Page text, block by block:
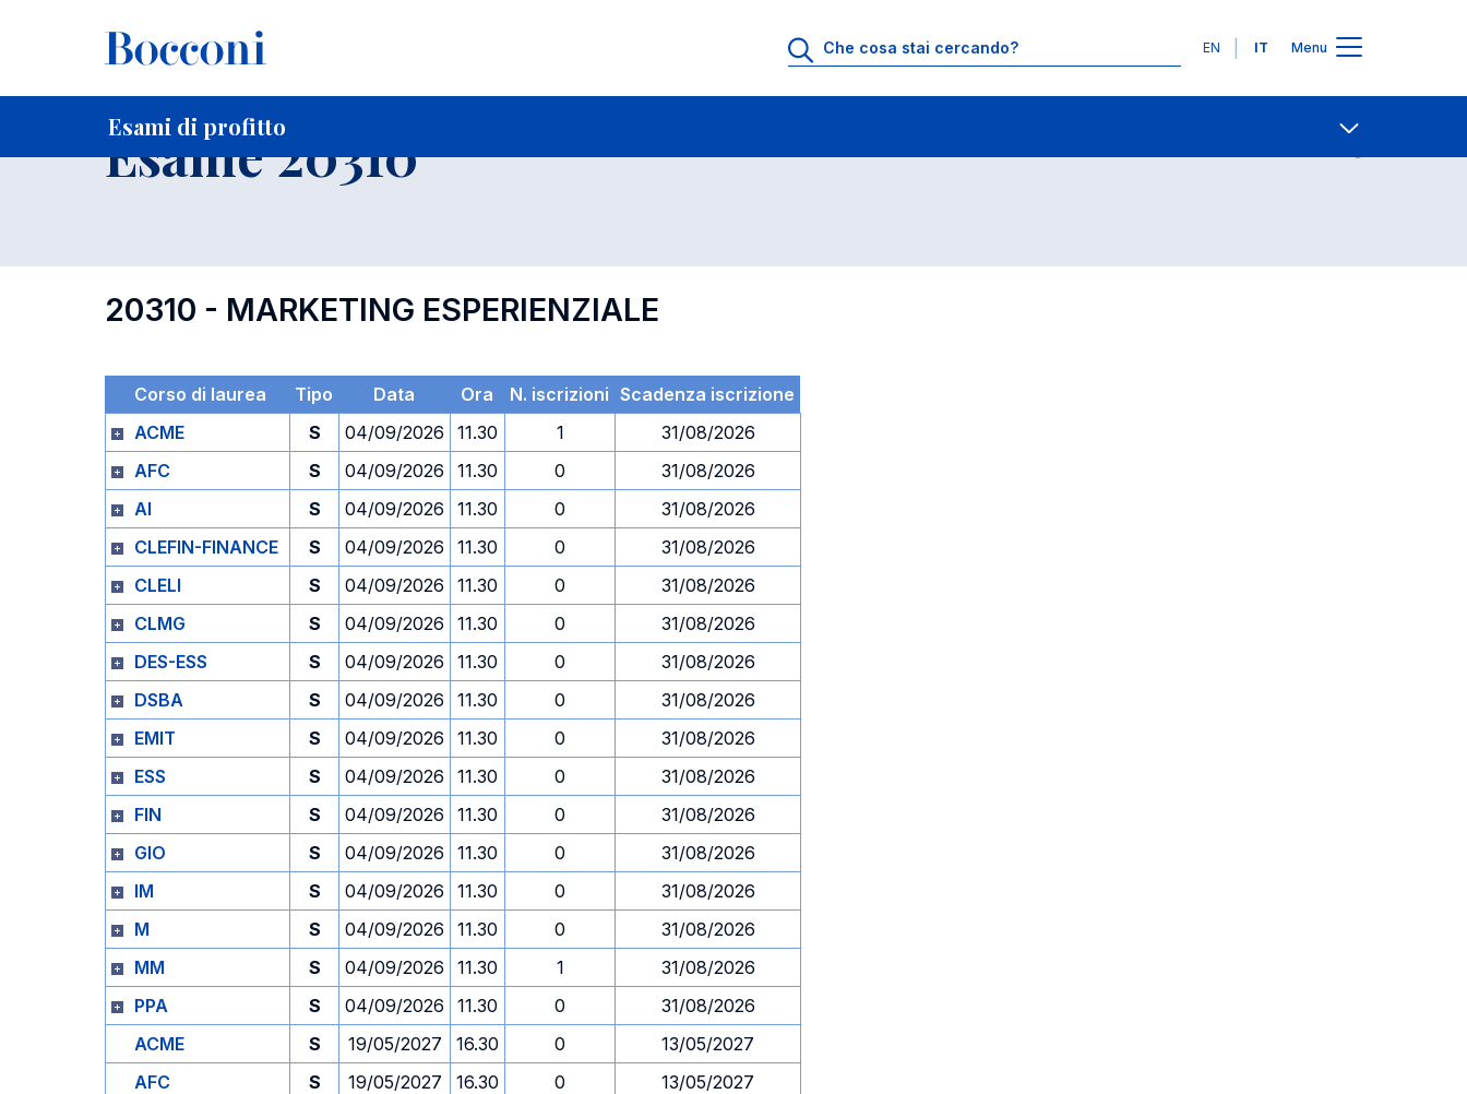
Lingue
EN IT Menu
Esami di profitto
Home Per studenti iscritti Contatti
Esame 20310
20310 - MARKETING ESPERIENZIALE
Corso di laurea Tipo Data Ora N. iscrizioni Scadenza iscrizione
ACME
S 04/09/2026 11.30 1
31/08/2026
AFC
S 04/09/2026 11.30 0
31/08/2026
AI
S 04/09/2026 11.30 0
31/08/2026
CLEFIN-FINANCE
S 04/09/2026 11.30 0
31/08/2026
CLELI
S 04/09/2026 11.30 0
31/08/2026
CLMG
S 04/09/2026 11.30 0
31/08/2026
DES-ESS
S 04/09/2026 11.30 0
31/08/2026
DSBA
S 04/09/2026 11.30 0
31/08/2026
EMIT
S 04/09/2026 11.30 0
31/08/2026
ESS
S 04/09/2026 11.30 0
31/08/2026
FIN
S 04/09/2026 11.30 0
31/08/2026
GIO
S 04/09/2026 11.30 0
31/08/2026
IM
S 04/09/2026 11.30 0
31/08/2026
M
S 04/09/2026 11.30 0
31/08/2026
MM
S 04/09/2026 11.30 1
31/08/2026
PPA
S 04/09/2026 11.30 0
31/08/2026
ACME
S 19/05/2027 16.30 0
13/05/2027
AFC
S 19/05/2027 16.30 0
13/05/2027